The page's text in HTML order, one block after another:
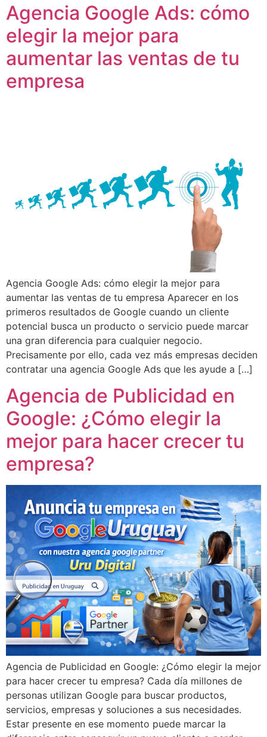
Agencia Google Ads: cómo
elegir la mejor para
aumentar las ventas de tu
empresa
Agencia Google Ads: cómo elegir la mejor para
aumentar las ventas de tu empresa Aparecer en los
primeros resultados de Google cuando un cliente
potencial busca un producto o servicio puede marcar
una gran diferencia para cualquier negocio.
Precisamente por ello, cada vez más empresas deciden
contratar una agencia Google Ads que les ayude a […]
Agencia de Publicidad en
Google: ¿Cómo elegir la
mejor para hacer crecer tu
empresa?
Agencia de Publicidad en Google: ¿Cómo elegir la mejor
para hacer crecer tu empresa? Cada día millones de
personas utilizan Google para buscar productos,
servicios, empresas y soluciones a sus necesidades.
Estar presente en ese momento puede marcar la